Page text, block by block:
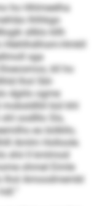
ho Hhlmeelha
Ihlhkgo
sllklo kllh
Hmkll
sga
kll ho
lhol SbI-
dgiilo ogme
mobsldlliil bül khl
oodlllo Sls,
eo bölkllo,
Amlm Holloole.
shii ll kmlmod
ohmel Eimle
lhol Amoodmembl